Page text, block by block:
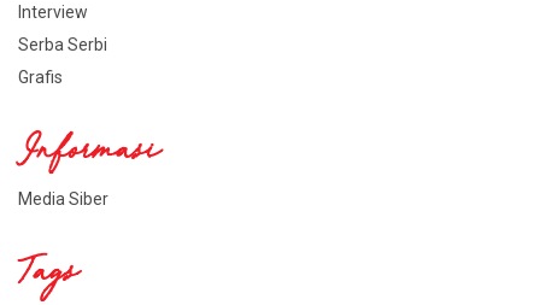
Interview
Serba Serbi
Grafis
Informasi
Media Siber
Tags